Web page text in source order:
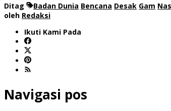
Ditag Badan Dunia Bencana Desak Gam
oleh Redaksi
Ikuti Kami Pada
Navigasi pos